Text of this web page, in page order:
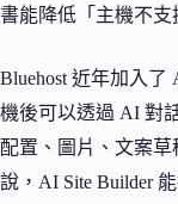
書能降低「主機不支
Bluehost 近年加入了
機後可以透過 AI 對
配置、圖片、文案
說，AI Site Builder